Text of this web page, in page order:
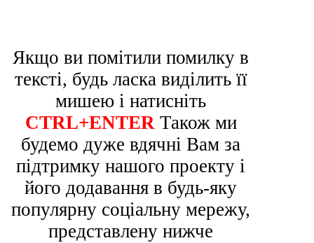
Якщо ви помітили помилку в
тексті, будь ласка виділить її
мишею і натисніть
CTRL+ENTER Також ми
будемо дуже вдячні Вам за
підтримку нашого проекту і
його додавання в будь-яку
популярну соціальну мережу,
представлену нижче